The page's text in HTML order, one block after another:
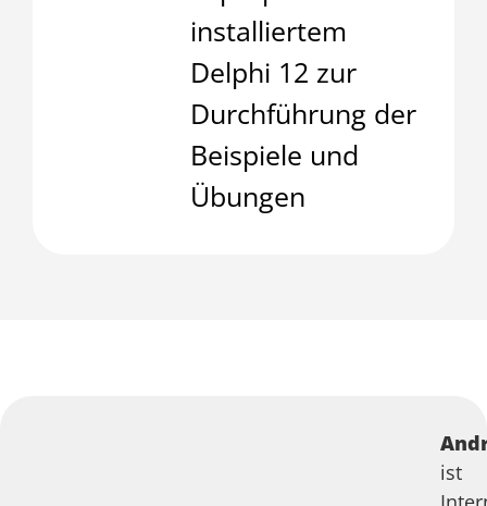
installiertem
Delphi 12 zur
Durchführung der
Beispiele und
Übungen
ist